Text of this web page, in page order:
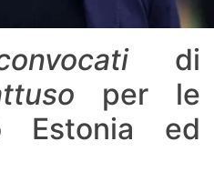
di
per le
Estonia ed